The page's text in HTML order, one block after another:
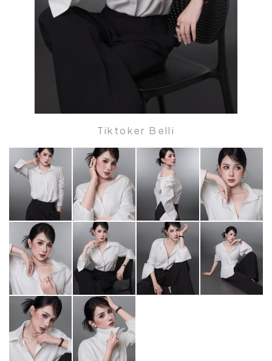
Tiktoker Belli